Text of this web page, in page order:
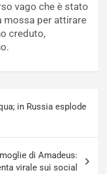
vago che è stato
mossa per attirare
creduto,
in Russia esplode
di Amadeus:
virale sui social